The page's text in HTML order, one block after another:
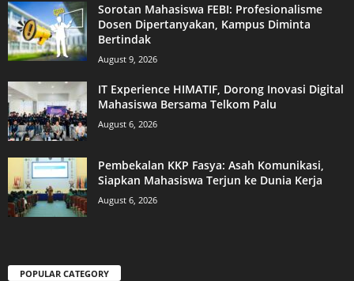
Sorotan Mahasiswa FEBI: Profesionalisme
Dosen Dipertanyakan, Kampus Diminta
Bertindak
August 9, 2026
IT Experience HIMATIF, Dorong Inovasi Digital
Mahasiswa Bersama Telkom Palu
August 6, 2026
Pembekalan KKP Fasya: Asah Komunikasi,
Siapkan Mahasiswa Terjun ke Dunia Kerja
August 6, 2026
POPULAR CATEGORY